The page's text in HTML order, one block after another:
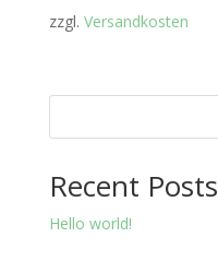
zzgl. Versandkosten
Recent Posts
Hello world!